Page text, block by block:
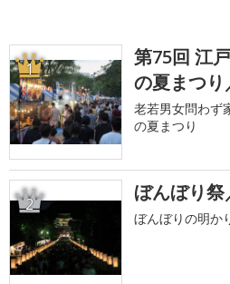
1
第75回 江
の夏まつ
老若男女問わず
の夏まつり
2 ぼんぼり
ぼんぼりの明か